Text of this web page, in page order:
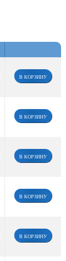
В КОРЗИНУ
В КОРЗИНУ
В КОРЗИНУ
В КОРЗИНУ
В КОРЗИНУ